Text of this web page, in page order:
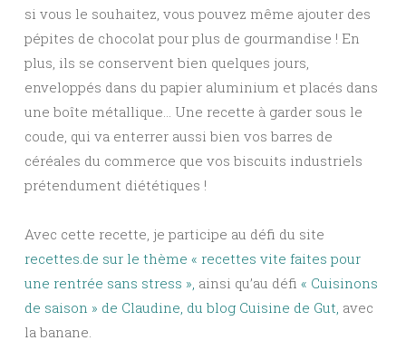
si vous le souhaitez, vous pouvez même ajouter des
pépites de chocolat pour plus de gourmandise ! En
plus, ils se conservent bien quelques jours,
enveloppés dans du papier aluminium et placés dans
une boîte métallique… Une recette à garder sous le
coude, qui va enterrer aussi bien vos barres de
céréales du commerce que vos biscuits industriels
prétendument diététiques !
Avec cette recette, je participe au défi du site
recettes.de sur le thème « recettes vite faites pour
une rentrée sans stress », ainsi qu’au défi « Cuisinons
de saison » de Claudine, du blog Cuisine de Gut, avec
la banane.